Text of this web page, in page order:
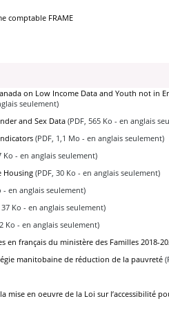
comptable FRAME
on Low Income Data and Youth not in
seulement)
and Sex Data (PDF, 565 Ko - en anglais
(PDF, 1,1 Mo - en anglais seulement)
Ko - en anglais seulement)
Housing (PDF, 30 Ko - en anglais seulement)
- en anglais seulement)
37 Ko - en anglais seulement)
Ko - en anglais seulement)
en français du ministère des Familles 2018-
manitobaine de réduction de la pauvreté
mise en oeuvre de la Loi sur l’accessibilité